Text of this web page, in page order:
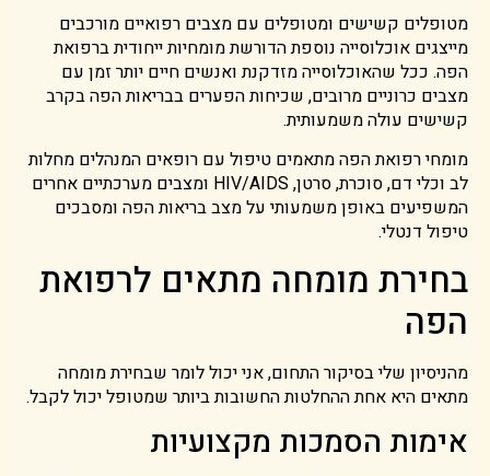
מטופלים קשישים ומטופלים עם מצבים רפואיים מורכבים
מייצגים אוכלוסייה נוספת הדורשת מומחיות ייחודית ברפואת
הפה. ככל שהאוכלוסייה מזדקנת ואנשים חיים יותר זמן עם
מצבים כרוניים מרובים, שכיחות הפערים בבריאות הפה בקרב
קשישים עולה משמעותית.
מומחי רפואת הפה מתאמים טיפול עם רופאים המנהלים מחלות
לב וכלי דם, סוכרת, סרטן, HIV/AIDS ומצבים מערכתיים אחרים
המשפיעים באופן משמעותי על מצב בריאות הפה ומסבכים
טיפול דנטלי.
בחירת מומחה מתאים לרפואת
הפה
מהניסיון שלי בסיקור התחום, אני יכול לומר שבחירת מומחה
מתאים היא אחת ההחלטות החשובות ביותר שמטופל יכול לקבל.
אימות הסמכות מקצועיות